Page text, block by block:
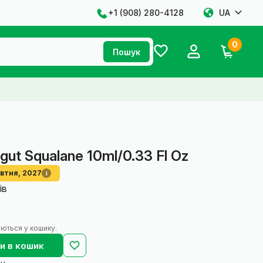
+1 ‪(908) 280-4128‬ UA
Пошук
0
Squalane 10ml/0.33 Fl Oz
2027 i
у кошику.
в кошик